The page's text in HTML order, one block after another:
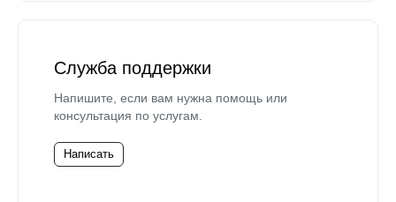
Служба поддержки
Напишите, если вам нужна помощь или
консультация по услугам.
Написать